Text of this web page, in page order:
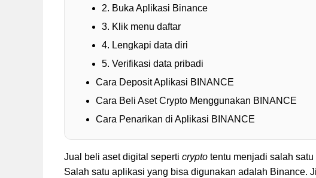
2. Buka Aplikasi Binance
3. Klik menu daftar
4. Lengkapi data diri
5. Verifikasi data pribadi
Cara Deposit Aplikasi BINANCE
Cara Beli Aset Crypto Menggunakan BINANCE
Cara Penarikan di Aplikasi BINANCE
Jual beli aset digital seperti crypto tentu menjadi salah
Salah satu aplikasi yang bisa digunakan adalah Binance.